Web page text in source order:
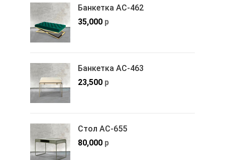
Банкетка АС-462
35,000 р
Банкетка АС-463
23,500 р
Стол АС-655
80,000 р